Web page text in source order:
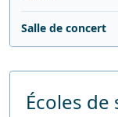
Salle de concert
Écoles